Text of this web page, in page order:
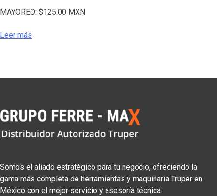
MAYOREO: $125.00 MXN
Leer más
Somos el aliado estratégico para tu negocio, ofreciendo la
gama más completa de herramientas y maquinaria Truper en
México con el mejor servicio y asesoría técnica.